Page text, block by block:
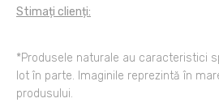
Stimați clienți:
*Produsele naturale au caracteristici
lot în parte. Imaginile reprezintă în
produsului.